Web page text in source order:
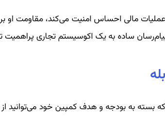
عملیات مالی احساس امنیت می‌کند، مقاومت
ساده به یک اکوسیستم تجاری پراهمیت
به بودجه و هدف کمپین خود می‌توانید از